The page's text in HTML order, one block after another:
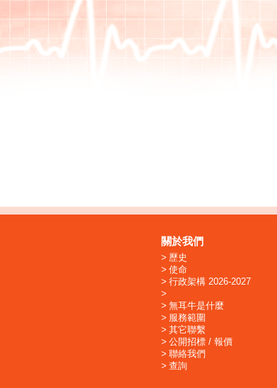
關於我們
歷史
使命
行政架構 2026-2027
無耳牛是什麼
服務範圍
其它聯繫
公開招標 / 報價
聯絡我們
查詢